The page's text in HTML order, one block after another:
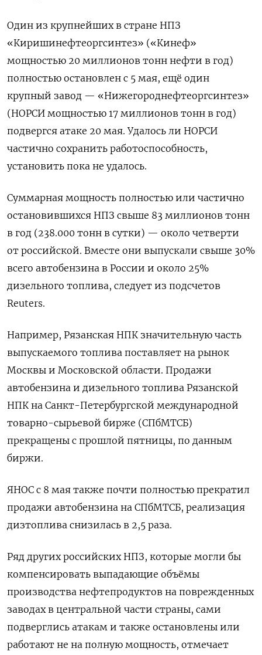
Один из крупнейших в стране НПЗ
«Киришинефтеоргсинтез» («Кинеф»
мощностью 20 миллионов тонн нефти в ​год)
полностью остановлен с 5 мая, ещё один
крупный завод — «Нижегороднефтеоргсинтез»
(НОРСИ мощностью 17 миллионов ‌тонн в год)
подвергся атаке 20 мая. Удалось ли НОРСИ
частично сохранить работоспособность,
установить пока не удалось.
Суммарная мощность полностью или частично
остановившихся НПЗ свыше 83 миллионов тонн ​
в год (238.000 тонн в ​сутки) — около четверти
от ‌российской. Вместе они выпускали свыше 30%
всего автобензина в России и около 25%
дизельного топлива, следует из подсчетов
Reuters.
Например, Рязанская НПК значительную часть
выпускаемого топлива поставляет на рынок
Москвы и Московской области. Продажи
автобензина и дизельного топлива Рязанской
НПК на Санкт-Петербургской международной
товарно-сырьевой бирже (СПбМТСБ)
прекращены с прошлой пятницы, по данным
биржи.
ЯНОС с 8 мая также почти полностью прекратил ​
продажи автобензина на СПбМТСБ, реализация
⁠дизтоплива снизилась в 2,5 раза.
Ряд других российских НПЗ, которые могли бы
компенсировать выпадающие объёмы
производства нефтепродуктов на поврежденных
заводах в центральной ‌части страны, сами
подверглись атакам и также остановлены или
работают не на полную ‌мощность, отмечает